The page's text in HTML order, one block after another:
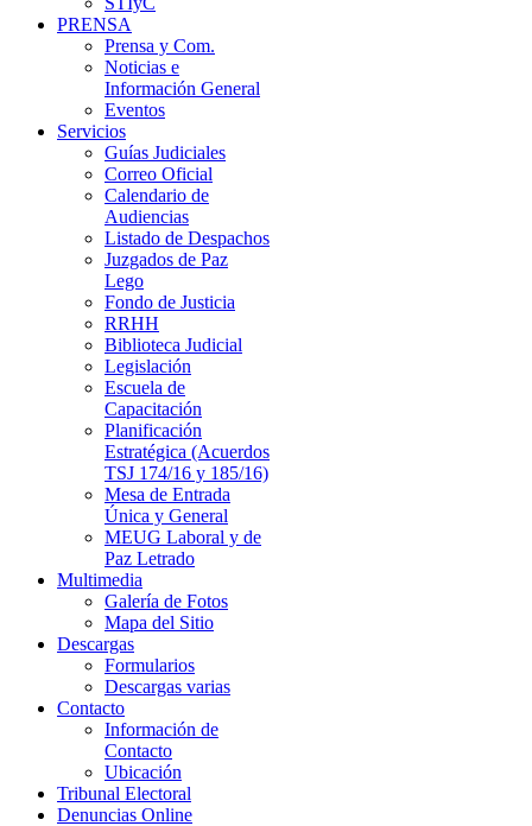
PRENSA
Prensa y Com.
Noticias e
Información General
Eventos
Servicios
Guías Judiciales
Correo Oficial
Calendario de
Audiencias
Listado de Despachos
Juzgados de Paz
Lego
Fondo de Justicia
RRHH
Biblioteca Judicial
Legislación
Escuela de
Capacitación
Planificación
Estratégica (Acuerdos
TSJ 174/16 y 185/16)
Mesa de Entrada
Única y General
MEUG Laboral y de
Paz Letrado
Multimedia
Galería de Fotos
Mapa del Sitio
Descargas
Formularios
Descargas varias
Contacto
Información de
Contacto
Ubicación
Tribunal Electoral
Denuncias Online